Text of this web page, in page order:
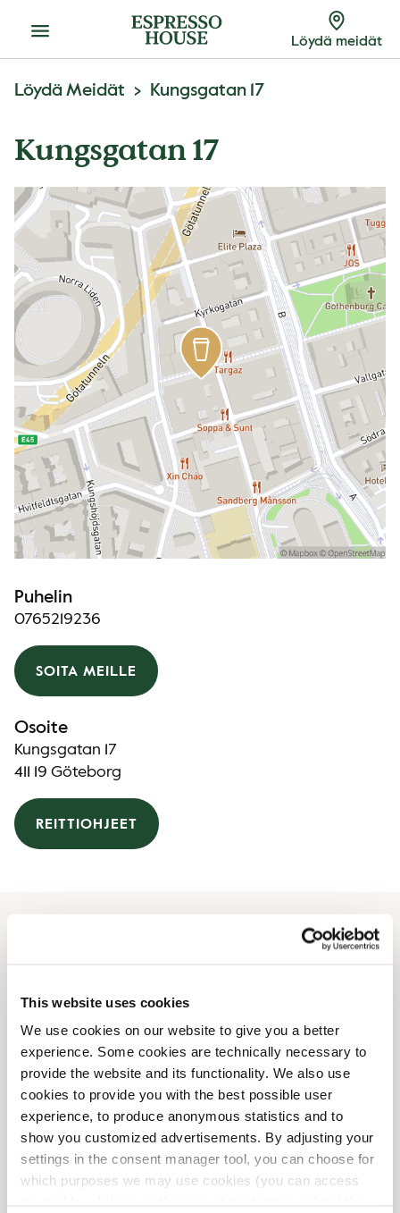
This website uses cookies
We use cookies on our website to give you a better
experience. Some cookies are technically necessary to
provide the website and its functionality. We also use
cookies to provide you with the best possible user
experience, to produce anonymous statistics and to
show you customized advertisements. By adjusting your
settings in the consent manager tool, you can choose for
which purposes we may use cookies (you can access
Menu Löydä meidät
Löydä Meidät Kungsgatan 17
Kungsgatan 17
Puhelin
0765219236
SOITA MEILLE
Osoite
Kungsgatan 17
411 19 Göteborg
REITTIOHJEET
Maanantai
Keskiviikko
08:00 AM-07:00 PM
Torstai
08:00 AM-07:00 PM
Perjantai
08:00 AM
09:00 AM
Sunnuntai
10:00 AM 06:00 PM
Kahvilan tilat